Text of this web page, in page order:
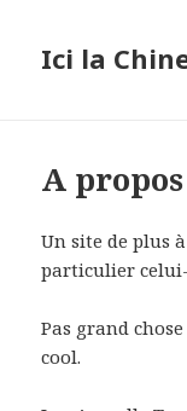
Ici la
A propos
Un site de plus
particulier
Pas grand
cool.